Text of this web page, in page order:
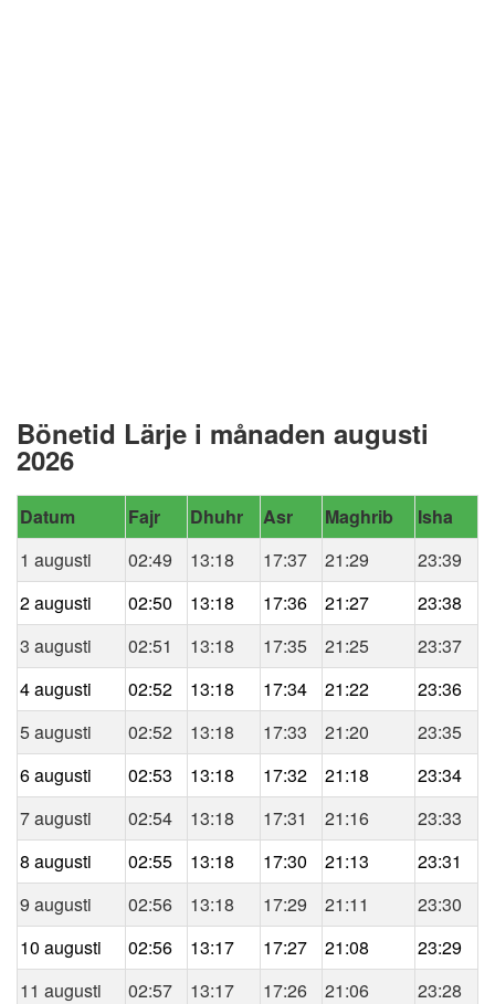
Bönetid Lärje i månaden augusti
2026
Datum Fajr Dhuhr Asr Maghrib
Isha
1 augusti
02:49 13:18 17:37 21:29
23:39
2 augusti
02:50 13:18 17:36 21:27
23:38
3 augusti
02:51 13:18 17:35 21:25
23:37
4 augusti
02:52 13:18 17:34 21:22
23:36
5 augusti
02:52 13:18 17:33 21:20
23:35
6 augusti
02:53 13:18 17:32 21:18
23:34
7 augusti
02:54 13:18 17:31 21:16
23:33
8 augusti
02:55 13:18 17:30 21:13
23:31
9 augusti
02:56 13:18 17:29 21:11
23:30
10 augusti
02:56 13:17 17:27 21:08
23:29
11 augusti
02:57 13:17 17:26 21:06
23:28